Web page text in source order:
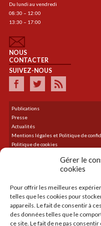
Gérer le
cookies
Pour offrir les meilleures
telles que les cookies pour
appareils. Le fait de consentir à
des données telles que le
ce site. Le fait de ne pas
Du lundi au vendredi
08:30 – 12:00
13:30 – 17:00
NOUS
CONTACTER
SUIVEZ-NOUS
Publications
Presse
Actualités
Mentions légales et Politique de
Politique de cookies
DERNIER TWEET
Le flux Twitter n’est